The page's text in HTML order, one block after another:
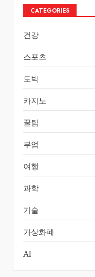
CATEGORIES
건강
스포츠
도박
카지노
꿀팁
부업
여행
과학
기술
가상화폐
AI